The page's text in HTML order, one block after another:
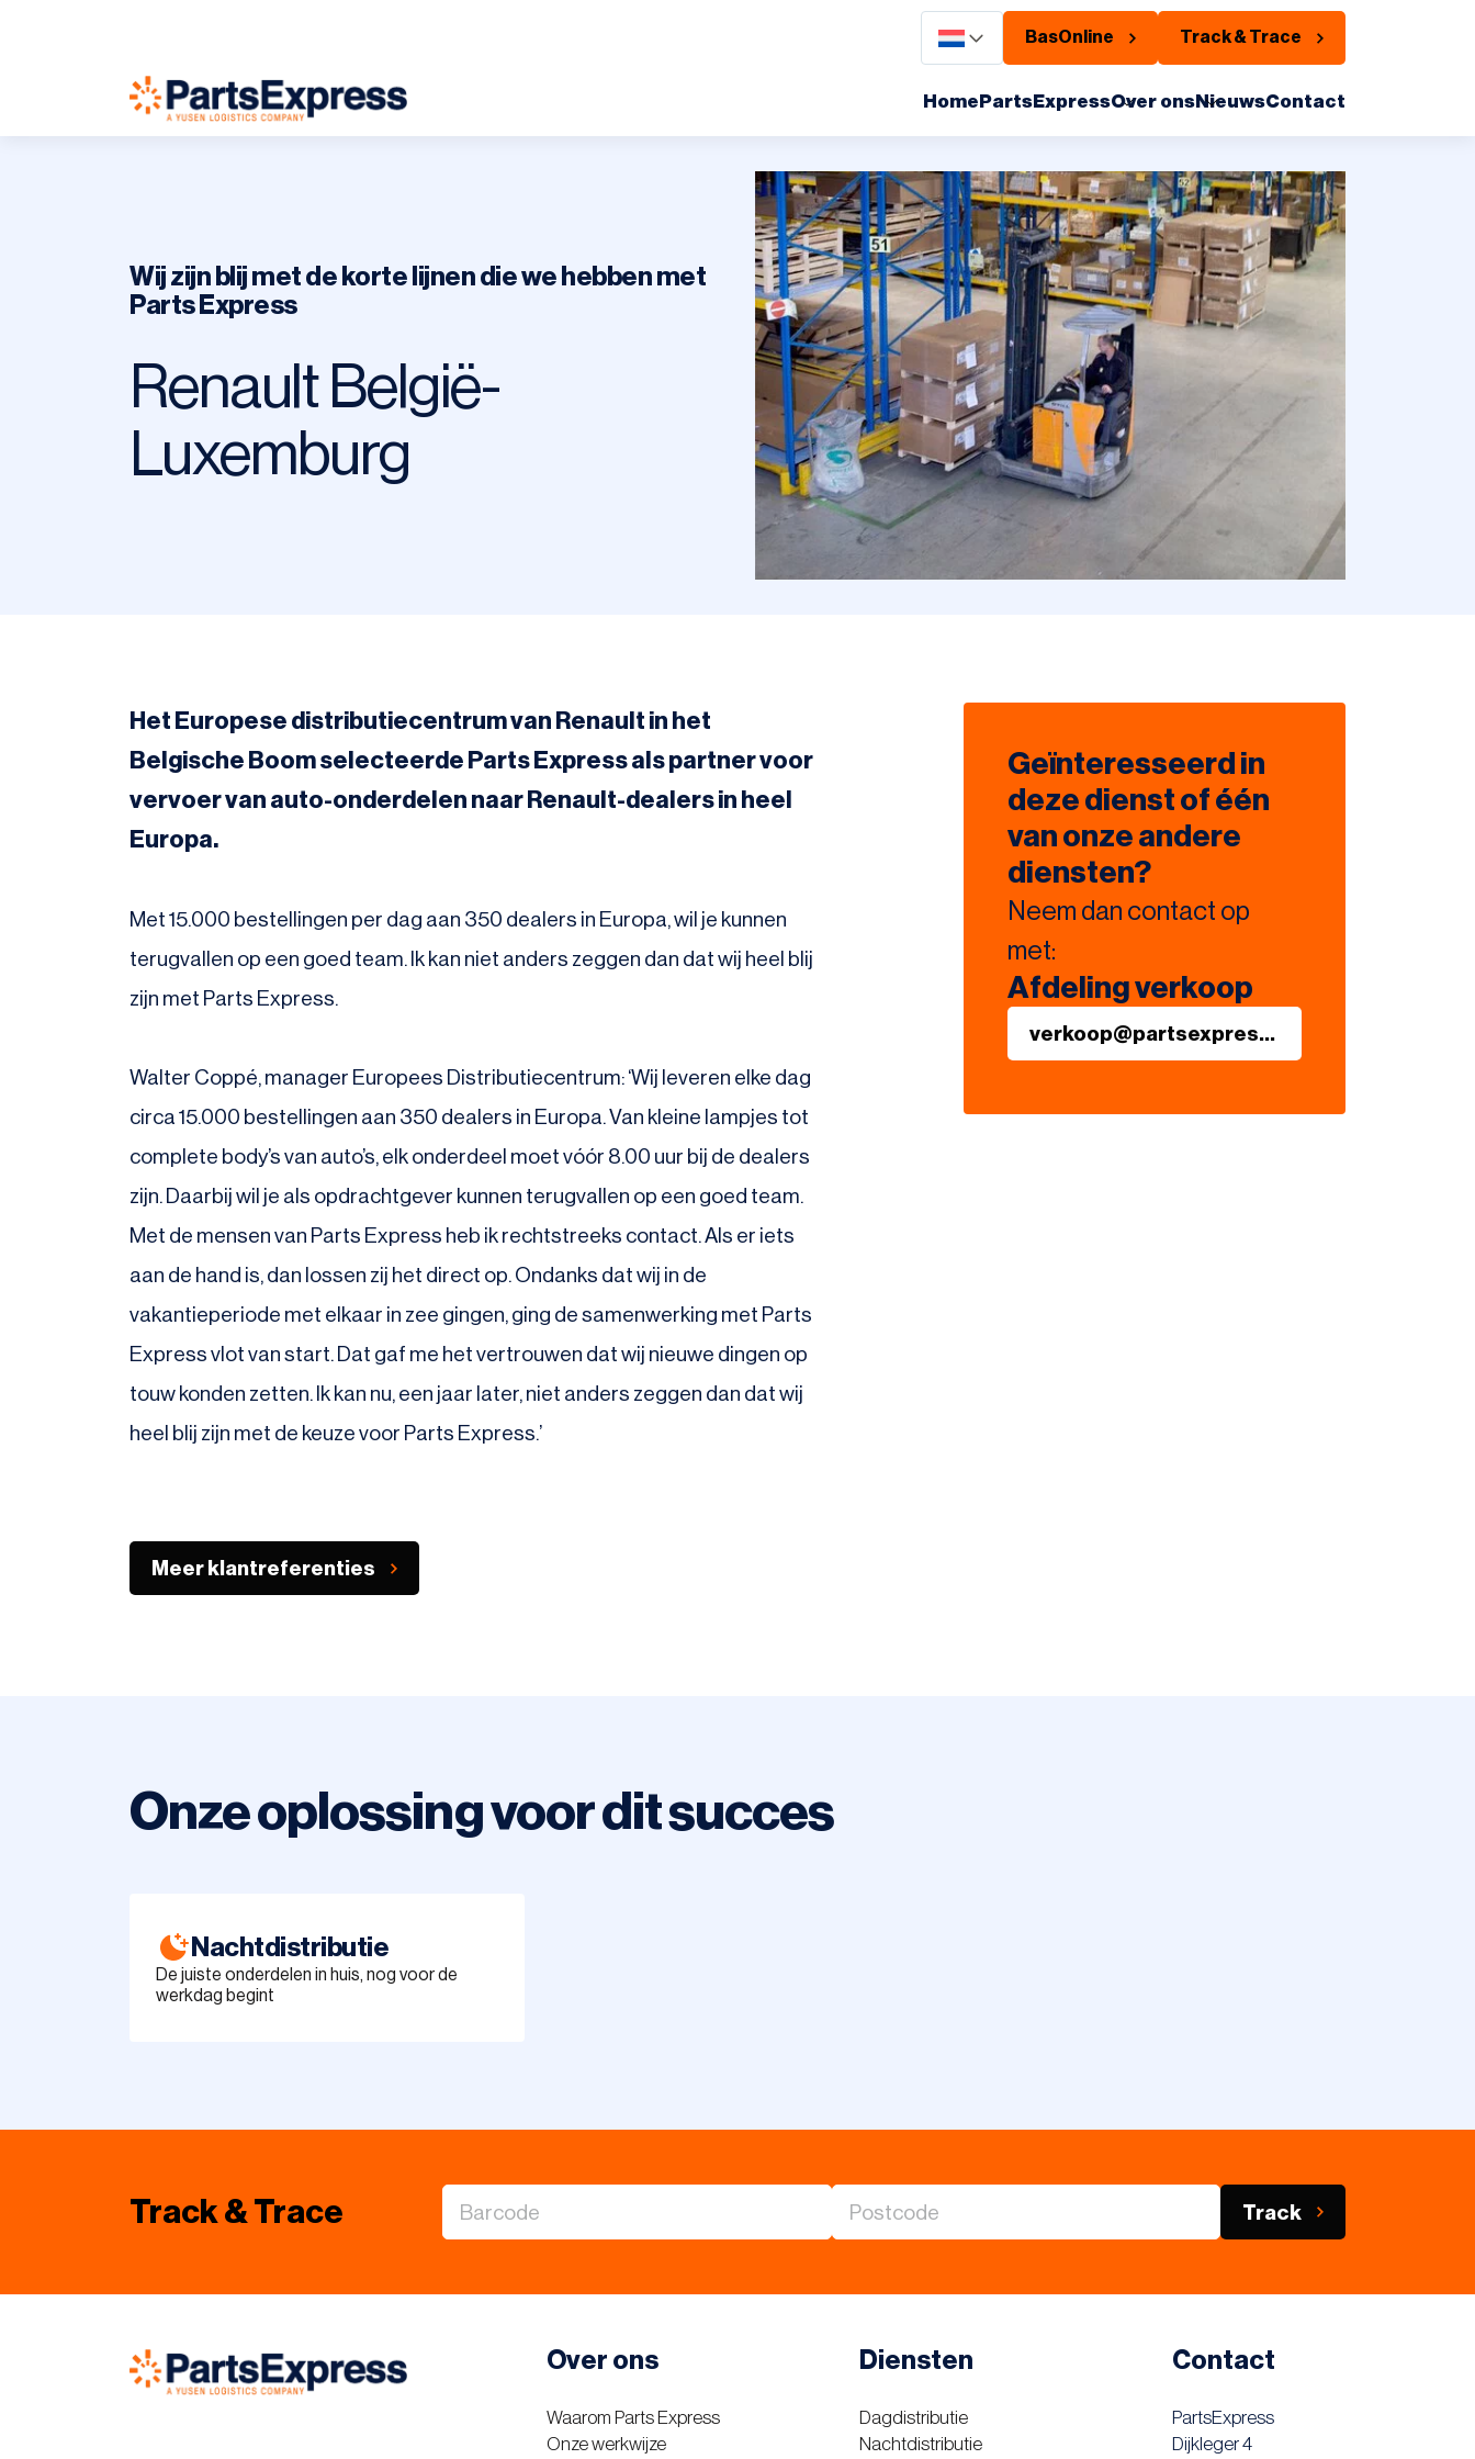
BasOnline Track & Trace
Home PartsExpress
Dagdistributie Nachtdistributie
Sameday Warehousing
Internationaal Bandenhotel
Over ons NieuwsContact
Wij zijn blij met de korte lijnen die we hebben met
Parts Express
Renault België-
Luxemburg
Het Europese distributiecentrum van Renault in het
Belgische Boom selecteerde Parts Express als partner voor
vervoer van auto-onderdelen naar Renault-dealers in heel
Europa.
Met 15.000 bestellingen per dag aan 350 dealers in Europa, wil je kunnen
terugvallen op een goed team. Ik kan niet anders zeggen dan dat wij heel blij
zijn met Parts Express.
Walter Coppé, manager Europees Distributiecentrum: ‘Wij leveren elke dag
circa 15.000 bestellingen aan 350 dealers in Europa. Van kleine lampjes tot
complete body’s van auto’s, elk onderdeel moet vóór 8.00 uur bij de dealers
zijn. Daarbij wil je als opdrachtgever kunnen terugvallen op een goed team.
Met de mensen van Parts Express heb ik rechtstreeks contact. Als er iets
aan de hand is, dan lossen zij het direct op. Ondanks dat wij in de
vakantieperiode met elkaar in zee gingen, ging de samenwerking met Parts
Express vlot van start. Dat gaf me het vertrouwen dat wij nieuwe dingen op
touw konden zetten. Ik kan nu, een jaar later, niet anders zeggen dan dat wij
heel blij zijn met de keuze voor Parts Express.’
Geïnteresseerd in
deze dienst of één
van onze andere
diensten?
Neem dan contact op
met:
Afdeling verkoop
verkoop@partsexpress.eu
Meer klantreferenties
Onze oplossing voor dit succes
Nachtdistributie
De juiste onderdelen in huis, nog voor de
werkdag begint
Track & Trace Track
Over ons
Waarom Parts Express
Onze werkwijze
Diensten
Dagdistributie
Nachtdistributie
Contact
PartsExpress
Dijkleger 4